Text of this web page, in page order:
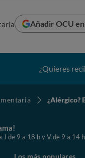
Añadir OCU
¿Quieres
¿Alérgico?
J de 9 a 18 h y V de 9 a 14 h